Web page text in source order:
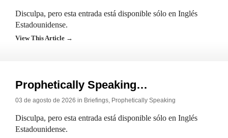
Disculpa, pero esta entrada está disponible sólo en Inglés
Estadounidense.
View This Article →
Prophetically Speaking…
03 de agosto de 2026 in Briefings, Prophetically Speaking
Disculpa, pero esta entrada está disponible sólo en Inglés
Estadounidense.